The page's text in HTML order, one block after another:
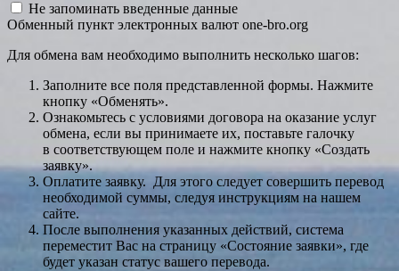
Не запоминать введенные данные
Обменный пункт электронных валют one-bro.org
Для обмена вам необходимо выполнить несколько шагов:
Заполните все поля представленной формы. Нажмите
кнопку «Обменять».
Ознакомьтесь с условиями договора на оказание услуг
обмена, если вы принимаете их, поставьте галочку
в соответствующем поле и нажмите кнопку «Создать
заявку».
Оплатите заявку. Для этого следует совершить перевод
необходимой суммы, следуя инструкциям на нашем
сайте.
После выполнения указанных действий, система
переместит Вас на страницу «Состояние заявки», где
будет указан статус вашего перевода.